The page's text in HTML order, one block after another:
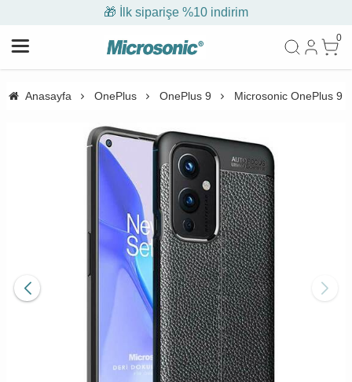
🎁 İlk siparişe %10 indirim
0
Anasayfa OnePlus OnePlus 9 Microsonic OnePlus 9